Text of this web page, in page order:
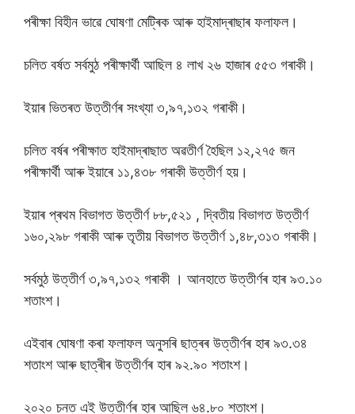
পৰীক্ষা বিহীন ভাৱে ঘোষণা মেট্ৰিক আৰু হাইমাদ্ৰাছাৰ ফলাফল।
চলিত বৰ্ষত সৰ্বমুঠ পৰীক্ষাৰ্থী আছিল ৪ লাখ ২৬ হাজাৰ ৫৫৩ গৰাকী।
ইয়াৰ ভিতৰত উত্তীৰ্ণৰ সংখ্যা ৩,৯৭,১৩২ গৰাকী।
চলিত বৰ্ষৰ পৰীক্ষাত হাইমাদ্ৰাছাত অৱতীৰ্ণ হৈছিল ১২,২৭৫ জন
পৰীক্ষাৰ্থী আৰু ইয়াৰে ১১,৪৩৮ গৰাকী উত্তীৰ্ণ হয়।
ইয়াৰ প্ৰথম বিভাগত উত্তীৰ্ণ ৮৮,৫২১ , দ্বিতীয় বিভাগত উত্তীৰ্ণ
১৬০,২৯৮ গৰাকী আৰু তৃতীয় বিভাগত উত্তীৰ্ণ ১,৪৮,৩১৩ গৰাকী।
সৰ্বমুঠ উত্তীৰ্ণ ৩,৯৭,১৩২ গৰাকী । আনহাতে উত্তীৰ্ণৰ হাৰ ৯৩.১০
শতাংশ।
এইবাৰ ঘোষণা কৰা ফলাফল অনুসৰি ছাত্ৰৰ উত্তীৰ্ণৰ হাৰ ৯৩.৩৪
শতাংশ আৰু ছাত্ৰীৰ উত্তীৰ্ণৰ হাৰ ৯২.৯০ শতাংশ।
২০২০ চনত এই উত্তীৰ্ণৰ হাৰ আছিল ৬৪.৮০ শতাংশ।